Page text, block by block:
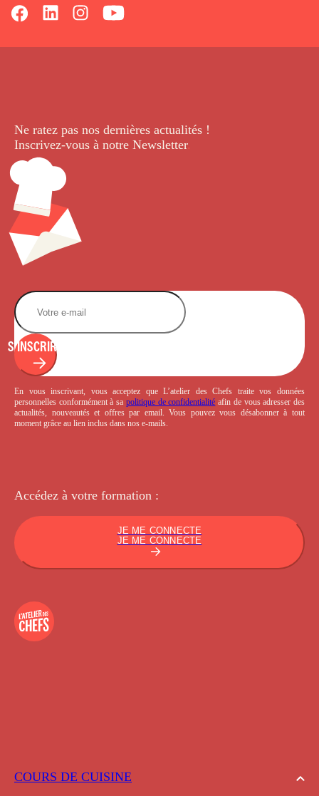
COURS DE CUISINE
Ne ratez pas nos dernières actualités !
Inscrivez-vous à notre Newsletter.
S'INSCRIRE
En vous inscrivant, vous acceptez que L’atelier des Chefs traite vos données
personnelles conformément à sa politique de confidentialité afin de vous adresser des
actualités, nouveautés et offres par email. Vous pouvez vous désabonner à tout
moment grâce au lien inclus dans nos e-mails.
Accédez à votre formation :
JE ME CONNECTE
JE ME CONNECTE